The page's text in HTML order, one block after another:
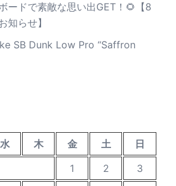
ードで素敵な思い出GET！🌻【8
知らせ】
SB Dunk Low Pro “Saffron
水 木 金 土
日
1
2
3